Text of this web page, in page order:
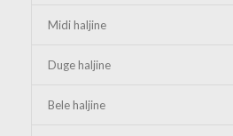
Midi haljine
Duge haljine
Bele haljine